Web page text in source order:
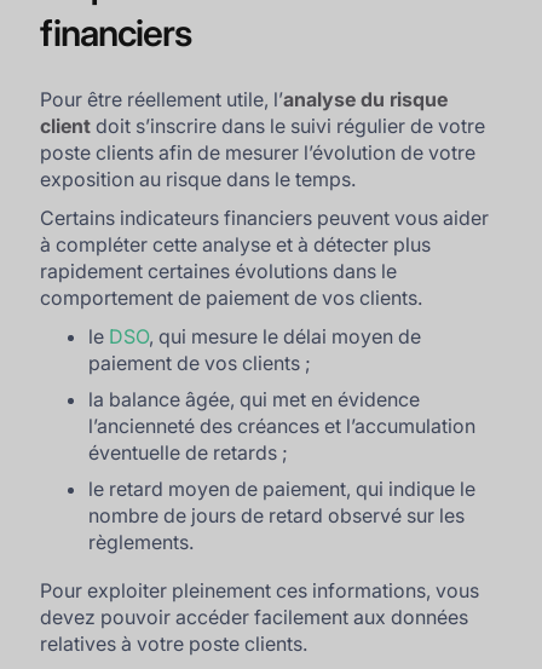
financiers
Pour être réellement utile, l’analyse du risque
client doit s’inscrire dans le suivi régulier de votre
poste clients afin de mesurer l’évolution de votre
exposition au risque dans le temps.
Certains indicateurs financiers peuvent vous aider
à compléter cette analyse et à détecter plus
rapidement certaines évolutions dans le
comportement de paiement de vos clients.
le DSO, qui mesure le délai moyen de
paiement de vos clients ;
la balance âgée, qui met en évidence
l’ancienneté des créances et l’accumulation
éventuelle de retards ;
le retard moyen de paiement, qui indique le
nombre de jours de retard observé sur les
règlements.
Pour exploiter pleinement ces informations, vous
devez pouvoir accéder facilement aux données
relatives à votre poste clients.